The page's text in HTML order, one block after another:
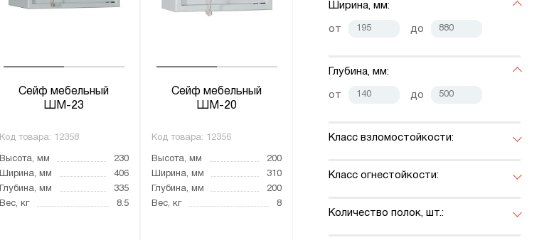
Сейф мебельный
ШМ-23
Код товара: 12358
Высота, мм
230
Ширина, мм
406
Глубина, мм
335
Вес, кг
8.5
Сейф мебельный
ШМ-20
Код товара: 12356
Высота, мм
200
Ширина, мм
310
Глубина, мм
200
Вес, кг
8
Ширина, мм:
от до
Глубина, мм:
от до
Класс взломостойкости:
Класс огнестойкости:
Количество полок, шт.: